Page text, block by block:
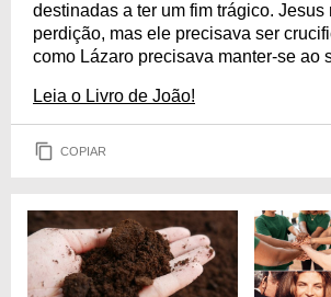
destinadas a ter um fim trágico. Jesus
perdição, mas ele precisava ser
como Lázaro precisava manter-se ao
Leia o Livro de João!
COPIAR